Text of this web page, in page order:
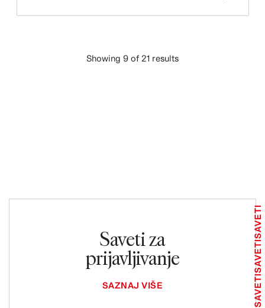
Showing 9 of 21 results
Saveti za
prijavljivanje
SAZNAJ VIŠE SAVETI
SAVETI
SAVETI